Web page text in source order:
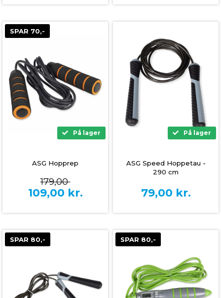
SPAR 70,-
På lager
ASG Hopprep
179,00
109,00 kr.
På lager
ASG Speed Hoppetau -
290 cm
79,00 kr.
SPAR 80,- SPAR 80,-